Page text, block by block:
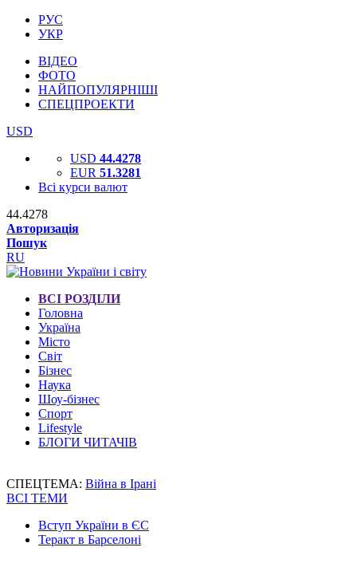
РУС
УКР
ВІДЕО
ФОТО
НАЙПОПУЛЯРНІШІ
СПЕЦПРОЕКТИ
USD
USD 44.4278
EUR 51.3281
Всі курси валют
44.4278
Авторизація
Пошук
RU
ВСІ РОЗДІЛИ
Головна
Україна
Місто
Світ
Бізнес
Наука
Шоу-бізнес
Спорт
Lifestyle
БЛОГИ ЧИТАЧІВ
СПЕЦТЕМА: Війна в Ірані
ВСІ ТЕМИ
Вступ України в ЄС
Теракт в Барселоні